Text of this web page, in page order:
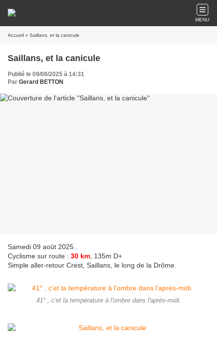
MENU
Accueil » Saillans, et la canicule
Saillans, et la canicule
Publié le 09/08/2025 à 14:31
Par Gerard BETTON
Samedi 09 août 2025
Cyclisme sur route : 30 km , 135m D+
Simple aller-retour Crest, Saillans, le long de la Drôme.
41° , c'et la température à l'ombre dans l'après-midi.